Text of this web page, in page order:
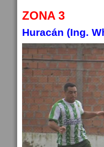
ZONA 3
Huracán (Ing.